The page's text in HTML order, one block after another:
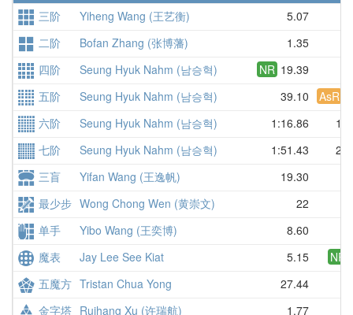
三阶
Yiheng Wang (王艺衡) 5.07
二阶
Bofan Zhang (张博藩) 1.35
四阶
Seung Hyuk Nahm (남승혁) NR 19.39
五阶
Seung Hyuk Nahm (남승혁) 39.10 AsR
六阶
Seung Hyuk Nahm (남승혁) 1:16.86
七阶
Seung Hyuk Nahm (남승혁) 1:51.43
三盲
Yifan Wang (王逸帆) 19.30
最少步 Wong Chong Wen (黄崇文) 22
单手
Yibo Wang (王奕博) 8.60
魔表
Jay Lee See Kiat 5.15 NR
五魔方 Tristan Chua Yong 27.44
金字塔 Ruihang Xu (许瑞航) 1.77